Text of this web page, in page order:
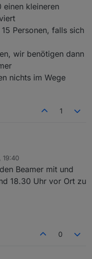
einen kleineren
Personen, falls sich
wir benötigen dann
nichts im Wege
1
- 15 Personen, falls
melden
19:40
Beamer mit und
18.30 Uhr vor Ort zu
0